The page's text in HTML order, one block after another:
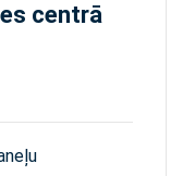
centrā